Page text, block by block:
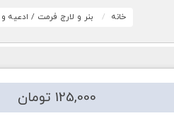
خانه بنر و لارج فرمت / ادعیه
125,000 تومان